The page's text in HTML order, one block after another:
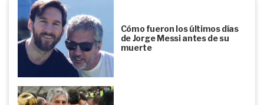
Cómo fueron los últimos días
de Jorge Messi antes de su
muerte